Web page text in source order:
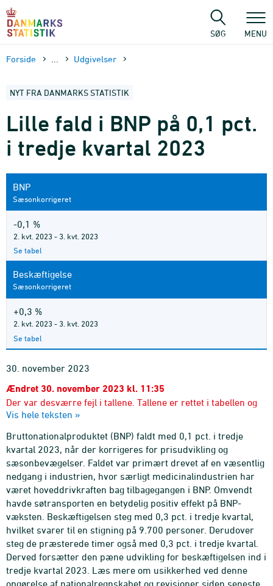
sidens
SØG MENU
Forside Udgivelser
NYT FRA DANMARKS STATISTIK
Lille fald i BNP på 0,1 pct.
i tredje kvartal 2023
BNP
Sæsonkorrigeret
-0,1 %
2. kvt. 2023 - 3. kvt. 2023
Se tabel
Beskæftigelse
Sæsonkorrigeret
+0,3 %
2. kvt. 2023 - 3. kvt. 2023
Se tabel
30. november 2023
Ændret 30. november 2023 kl. 11:35
Der var desværre fejl i tallene. Tallene er rettet i tabellen og
er markeret med rød.
Vis hele teksten »
Bruttonationalproduktet (BNP) faldt med 0,1 pct. i tredje
kvartal 2023, når der korrigeres for prisudvikling og
sæsonbevægelser. Faldet var primært drevet af en væsentlig
nedgang i industrien, hvor særligt medicinalindustrien har
været hoveddrivkraften bag tilbagegangen i BNP. Omvendt
havde søtransporten en betydelig positiv effekt på BNP-
væksten. Beskæftigelsen steg med 0,3 pct. i tredje kvartal,
hvilket svarer til en stigning på 9.700 personer. Derudover
steg de præsterede timer også med 0,3 pct. i tredje kvartal.
Derved forsætter den pæne udvikling for beskæftigelsen ind i
tredje kvartal 2023. Læs mere om usikkerhed ved denne
opgørelse af nationalregnskabet og revisioner siden seneste